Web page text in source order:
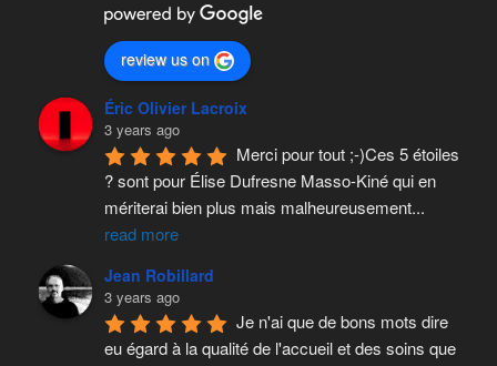
review us on
Éric Olivier Lacroix
3 years ago
Merci pour tout ;-)Ces 5 étoiles
? sont pour Élise Dufresne Masso-Kiné qui en
mériterai bien plus mais malheureusement...
read more
Jean Robillard
3 years ago
Je n'ai que de bons mots dire
eu égard à la qualité de l'accueil et des soins que